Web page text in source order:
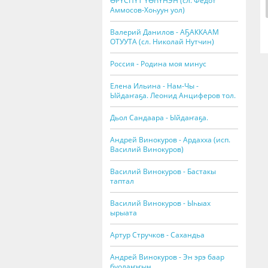
Аммосов-Хоһуун уол)
Валерий Данилов - АҔАККААМ
ОТУУТА (сл. Николай Нутчин)
Россия - Родина моя минус
Елена Ильина - Нам-Чы -
Ыйдаҥаҕа. Леонид Анциферов тол.
Дьол Сандаара - Ыйдаҥаҕа.
Андрей Винокуров - Ардахха (исп.
Василий Винокуров)
Василий Винокуров - Бастакы
таптал
Василий Винокуров - Ыһыах
ырыата
Артур Стручков - Сахандьа
Андрей Винокуров - Эн эрэ баар